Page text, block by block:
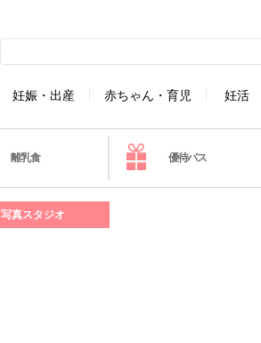
妊娠・出産 赤ちゃん・育児 妊活
離乳食 優待パス
写真スタジオ